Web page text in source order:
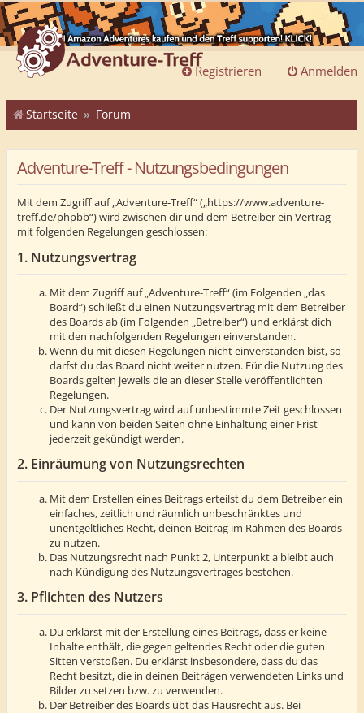
Anmelden
Registrieren
Startseite Forum
Adventure-Treff - Nutzungsbedingungen
Mit dem Zugriff auf „Adventure-Treff“ („https://www.adventure-
treff.de/phpbb“) wird zwischen dir und dem Betreiber ein Vertrag
mit folgenden Regelungen geschlossen:
1. Nutzungsvertrag
Mit dem Zugriff auf „Adventure-Treff“ (im Folgenden „das
Board“) schließt du einen Nutzungsvertrag mit dem Betreiber
des Boards ab (im Folgenden „Betreiber“) und erklärst dich
mit den nachfolgenden Regelungen einverstanden.
Wenn du mit diesen Regelungen nicht einverstanden bist, so
darfst du das Board nicht weiter nutzen. Für die Nutzung des
Boards gelten jeweils die an dieser Stelle veröffentlichten
Regelungen.
Der Nutzungsvertrag wird auf unbestimmte Zeit geschlossen
und kann von beiden Seiten ohne Einhaltung einer Frist
jederzeit gekündigt werden.
2. Einräumung von Nutzungsrechten
Mit dem Erstellen eines Beitrags erteilst du dem Betreiber ein
einfaches, zeitlich und räumlich unbeschränktes und
unentgeltliches Recht, deinen Beitrag im Rahmen des Boards
zu nutzen.
Das Nutzungsrecht nach Punkt 2, Unterpunkt a bleibt auch
nach Kündigung des Nutzungsvertrages bestehen.
3. Pflichten des Nutzers
Du erklärst mit der Erstellung eines Beitrags, dass er keine
Inhalte enthält, die gegen geltendes Recht oder die guten
Sitten verstoßen. Du erklärst insbesondere, dass du das
Recht besitzt, die in deinen Beiträgen verwendeten Links und
Bilder zu setzen bzw. zu verwenden.
Der Betreiber des Boards übt das Hausrecht aus. Bei